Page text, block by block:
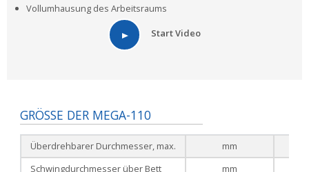
Vollumhausung des Arbeitsraums
Start Video
GRÖSSE DER MEGA-110
Überdrehbarer Durchmesser, max. mm
Schwingdurchmesser über Bett
mm